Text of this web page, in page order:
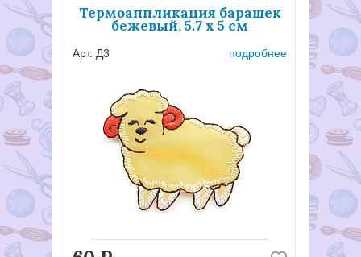
Термоаппликация барашек
бежевый, 5.7 х 5 см
Арт. Д3 подробнее